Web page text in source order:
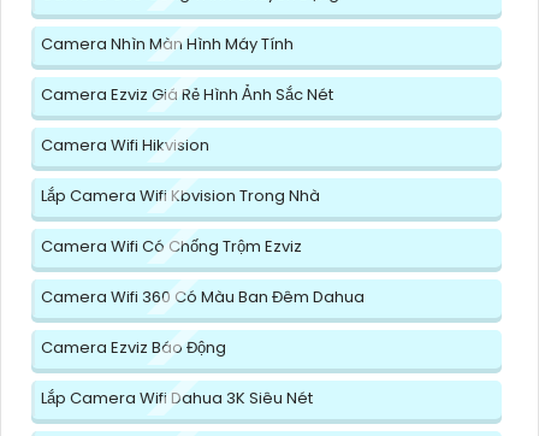
Camera Nhìn Màn Hình Máy Tính
Camera Ezviz Giá Rẻ Hình Ảnh Sắc Nét
Camera Wifi Hikvision
Lắp Camera Wifi Kbvision Trong Nhà
Camera Wifi Có Chống Trộm Ezviz
Camera Wifi 360 Có Màu Ban Đêm Dahua
Camera Ezviz Báo Động
Lắp Camera Wifi Dahua 3K Siêu Nét